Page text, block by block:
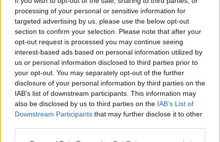
processing of your personal or sensitive information for
targeted advertising by us, please use the below opt-out
section to confirm your selection. Please note that after your
opt-out request is processed you may continue seeing
interest-based ads based on personal information utilized by
us or personal information disclosed to third parties prior to
your opt-out. You may separately opt-out of the further
disclosure of your personal information by third parties on the
IAB’s list of downstream participants. This information may
also be disclosed by us to third parties on the IAB’s List of
Downstream Participants that may further disclose it to other
Re: Takto sa rieši málo úložného miesta. V tomto byte
stačil jeden prvok | Môjdom.sk
Dizajn je to nádherný, tá brezová preglejka a čisté línie vyzerajú super.
Ale vždy, keď…
Re: Toto je najväčší mýtus pri ošetrení dreva a môže vás
vyjsť draho. Ako ho ochrániť pred hnitím a škodcami?
clovek by cakal ze vysusene drahe drevo bolo predtym naparovane aby
sa zbavilo zarodkov skodcov...